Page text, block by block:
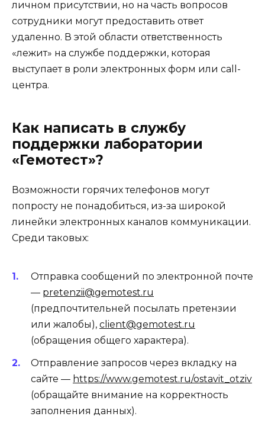
личном присутствии, но на часть вопросов
сотрудники могут предоставить ответ
удаленно. В этой области ответственность
«лежит» на службе поддержки, которая
выступает в роли электронных форм или call-
центра.
Как написать в службу
поддержки лаборатории
«Гемотест»?
Возможности горячих телефонов могут
попросту не понадобиться, из-за широкой
линейки электронных каналов коммуникации.
Среди таковых:
Отправка сообщений по электронной почте
— pretenzii@gemotest.ru
(предпочтительней посылать претензии
или жалобы), client@gemotest.ru
(обращения общего характера).
Отправление запросов через вкладку на
сайте — https://www.gemotest.ru/ostavit_otziv
(обращайте внимание на корректность
заполнения данных).